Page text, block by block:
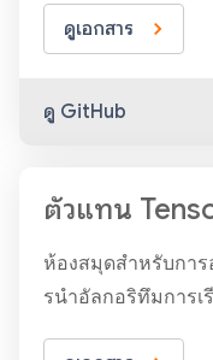
ดูเอกสาร
ดู GitHub
ตัวแทน
ห้องสมุดสำหรับกา
รนำอัลกอริทึมการเ